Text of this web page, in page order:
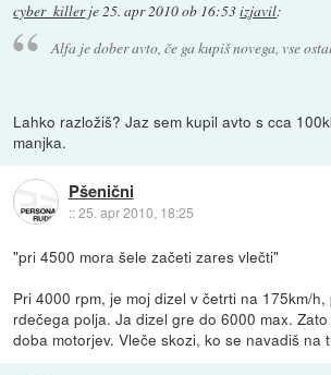
cyber_killerje25. apr 2010 ob 16:53izjavil:
Alfa je dober avto, če ga kupiš novega, vse
Lahko razložiš? Jaz sem kupil avto s cca
manjka.
Pšenični
::25. apr 2010, 18:25
"pri 4500 mora šele začeti zares vlečti"
Pri 4000 rpm, je moj dizel v četrti na 175km/
rdečega polja. Ja dizel gre do 6000 max.
doba motorjev. Vleče skozi, ko se navadiš na